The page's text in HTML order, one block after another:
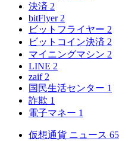
決済 2
bitFlyer 2
ビットフライヤー 2
ビットコイン決済 2
マイニングマシン 2
LINE 2
zaif 2
国民生活センター 1
詐欺 1
電子マネー 1
仮想通貨 ニュース 65